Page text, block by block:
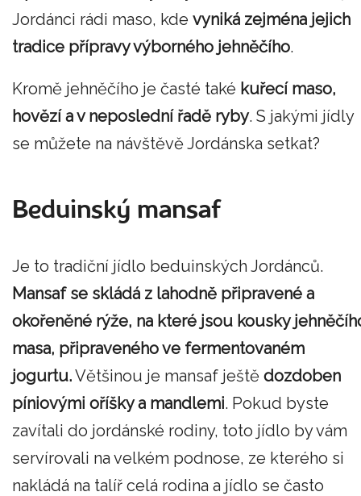
Jordánci rádi maso, kde vyniká zejména jejich
tradice přípravy výborného jehněčího.
Kromě jehněčího je časté také kuřecí maso,
hovězí a v neposlední řadě ryby. S jakými jídly
se můžete na návštěvě Jordánska setkat?
Beduinský mansaf
Je to tradiční jídlo beduinských Jordánců.
Mansaf se skládá z lahodně připravené a
okořeněné rýže, na které jsou kousky
masa, připraveného ve fermentovaném
jogurtu.Většinou je mansaf ještě dozdoben
píniovými oříšky a mandlemi. Pokud byste
zavítali do jordánské rodiny, toto jídlo by vám
servírovali na velkém podnose, ze kterého si
nakládá na talíř celá rodina a jídlo se často